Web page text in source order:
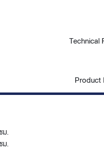
Technical
Product
ม.
ม.